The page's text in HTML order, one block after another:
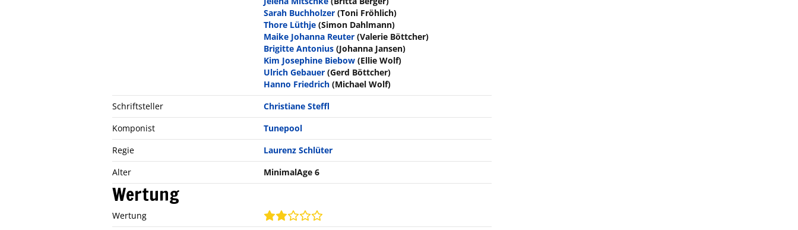
Sarah Buchholzer (Toni Fröhlich)
Thore Lüthje (Simon Dahlmann)
Maike Johanna Reuter (Valerie Böttcher)
Brigitte Antonius (Johanna Jansen)
Kim Josephine Biebow (Ellie Wolf)
Ulrich Gebauer (Gerd Böttcher)
Hanno Friedrich (Michael Wolf)
Schriftsteller
Christiane Steffl
Komponist
Tunepool
Regie
Laurenz Schlüter
Alter
MinimalAge 6
Wertung
Wertung